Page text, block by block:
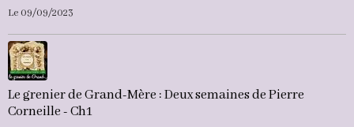
Le 09/09/2023
Le grenier de Grand-Mère : Deux semaines de Pierre
Corneille - Ch1